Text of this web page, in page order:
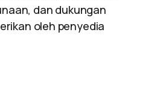
dan dukungan
oleh penyedia